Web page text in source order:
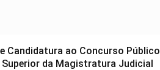
Candidatura ao Concurso Público
Superior da Magistratura Judicial